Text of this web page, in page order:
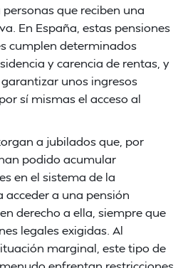
que reciben una
En España, estas pensiones
cumplen determinados
y carencia de rentas, y
unos ingresos
sí mismas el acceso al
a jubilados que, por
podido acumular
en el sistema de la
acceder a una pensión
derecho a ella, siempre que
legales exigidas. Al
marginal, este tipo de